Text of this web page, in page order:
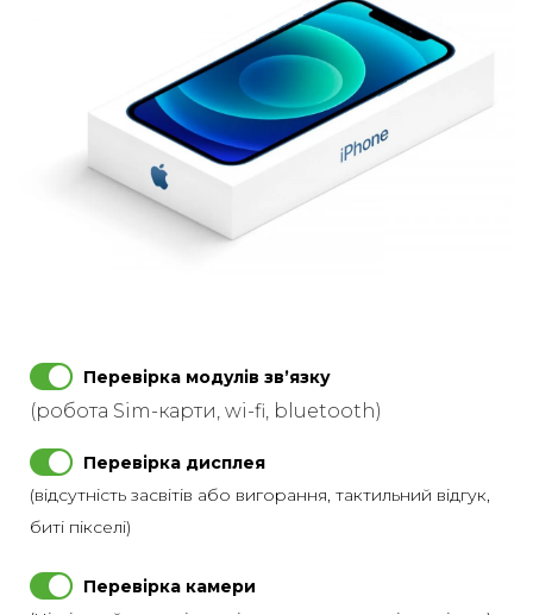
Перевірка модулів звʼязку
(робота Sim-карти, wi-fi, bluetooth)
Перевірка дисплея
(відсутність засвітів або вигорання, тактильний відгук,
биті пікселі)
Перевірка камери